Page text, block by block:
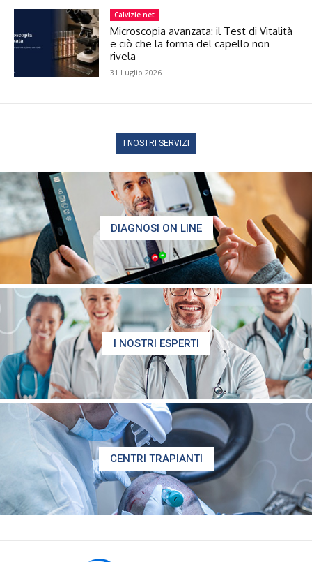
Calvizie.net
Microscopia avanzata: il Test di Vitalità
e ciò che la forma del capello non
rivela
31 Luglio 2026
I NOSTRI SERVIZI
DIAGNOSI ON LINE
I NOSTRI ESPERTI
CENTRI TRAPIANTI